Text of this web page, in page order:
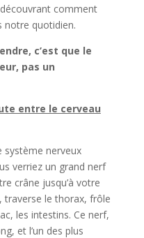
comment
notre quotidien.
c’est que le
pas un
entre le cerveau
système nerveux
verriez un grand nerf
crâne jusqu’à votre
traverse le thorax, frôle
les intestins. Ce nerf,
et l’un des plus